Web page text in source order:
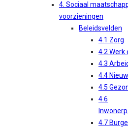
4. Sociaal
voorzieningen
Beleidsvelden
4.1 Zorg
4.2 Werk
4.3
4.4
4.5
4.6
4.7